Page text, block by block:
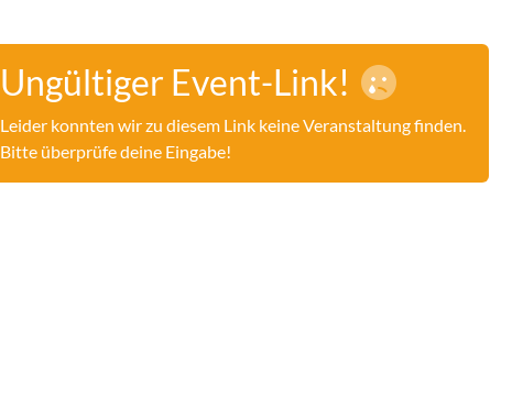
Ungültiger Event-Link!
Leider konnten wir zu diesem Link keine Veranstaltung finden.
Bitte überprüfe deine Eingabe!